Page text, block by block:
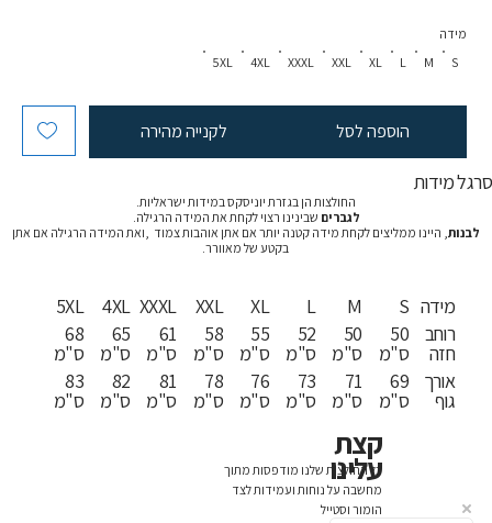
S
M
L
XL
XXL
XXXL
4XL
5XL
מידה
הוספה לסל לקנייה מהירה
סרגל מידות
החולצות הן בגזרת יוניסקס במידות ישראליות.
לגברים שבינינו רצוי לקחת את המידה הרגילה.
לבנות, היינו ממליצים לקחת מידה קטנה יותר אם אתן אוהבות צמוד ,ואת המידה הרגילה אם אתן
בקטע של מאוורר.
5XL
68
ס"מ
83
ס"מ
4XL
65
ס"מ
82
ס"מ
XXXL
61
ס"מ
81
ס"מ
XXL
58
ס"מ
78
ס"מ
XL
55
ס"מ
76
ס"מ
L
52
ס"מ
73
ס"מ
M
50
ס"מ
71
ס"מ
S
50
ס"מ
69
ס"מ
מידה
רוחב
חזה
אורך
גוף
כל החולצות שלנו מודפסות מתוך
מחשבה על נוחות ועמידות לצד
הומור וסטייל
קצת
עלינו